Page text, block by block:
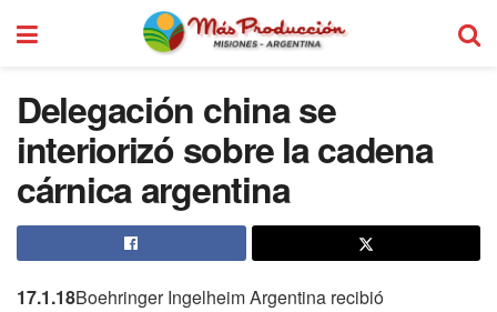
Delegación china se
interiorizó sobre la cadena
cárnica argentina
17.1.18Boehringer Ingelheim Argentina recibió